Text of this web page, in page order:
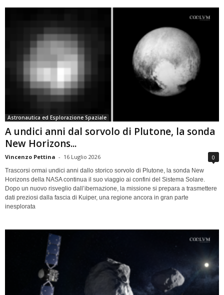
Astronautica ed Esplorazione Spaziale
A undici anni dal sorvolo di Plutone, la sonda
New Horizons...
Vincenzo Pettina - 16 Luglio 2026 0
Trascorsi ormai undici anni dallo storico sorvolo di Plutone, la sonda New
Horizons della NASA continua il suo viaggio ai confini del Sistema Solare.
Dopo un nuovo risveglio dall’ibernazione, la missione si prepara a trasmettere
dati preziosi dalla fascia di Kuiper, una regione ancora in gran parte
inesplorata